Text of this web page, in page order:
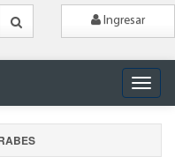
Ingresar